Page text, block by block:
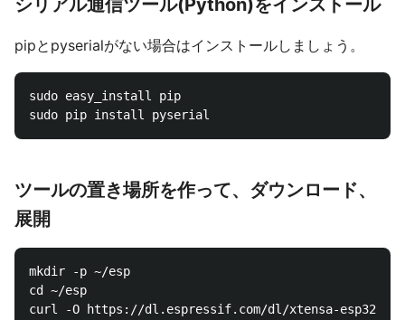
シリアル通信ツール(Python)をインストール
pipとpyserialがない場合はインストールしましょう。
sudo easy_install pip
ツールの置き場所を作って、ダウンロード、
展開
mkdir -p ~/esp
cd ~/esp
curl -O https://dl.espressif.com/dl/xtensa-esp32-